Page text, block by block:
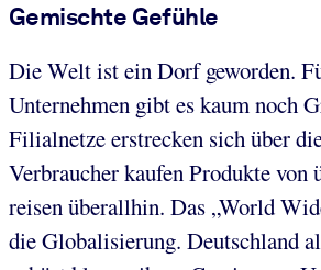
Gemischte Gefühle
Die Welt ist ein Dorf geworden.
Unternehmen gibt es kaum noch
Filialnetze erstrecken sich über
Verbraucher kaufen Produkte von
reisen überallhin. Das „World
die Globalisierung. Deutschland